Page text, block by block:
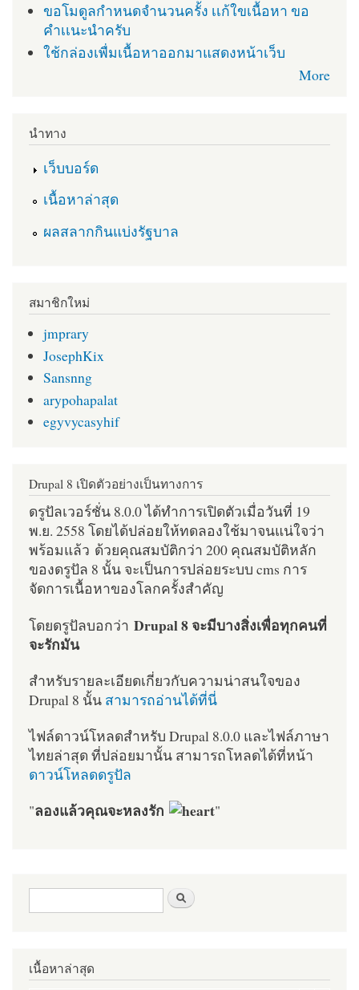
ขอโมดูลกำหนดจำนวนครั้ง เเก้ใขเนื้อหา ขอ
คำเเนะนำครับ
ใช้กล่องเพื่มเนื้อหาออกมาแสดงหน้าเว็บ
More
นำทาง
เว็บบอร์ด
เนื้อหาล่าสุด
ผลสลากกินแบ่งรัฐบาล
สมาชิกใหม่
jmprary
JosephKix
Sansnng
arypohapalat
egyvycasyhif
Drupal 8 เปิดตัวอย่างเป็นทางการ
ดรูปัลเวอร์ชั่น 8.0.0 ได้ทำการเปิดตัวเมื่อวันที่ 19
พ.ย. 2558 โดยได้ปล่อยให้ทดลองใช้มาจนแน่ใจว่า
พร้อมแล้ว ด้วยคุณสมบัติกว่า 200 คุณสมบัติหลัก
ของดรูปัล 8 นั้น จะเป็นการปล่อยระบบ cms การ
จัดการเนื้อหาของโลกครั้งสำคัญ
โดยดรูปัลบอกว่า Drupal 8 จะมีบางสิ่งเพื่อทุกคนที่
จะรักมัน
สำหรับรายละเอียดเกี่ยวกับความน่าสนใจของ
Drupal 8 นั้น สามารถอ่านได้ที่นี่
ไฟล์ดาวน์โหลดสำหรับ Drupal 8.0.0 และไฟล์ภาษา
ไทยล่าสุด ที่ปล่อยมานั้น สามารถโหลดได้ที่หน้า
ดาวน์โหลดดรูปัล
"ลองแล้วคุณจะหลงรัก "
ฟอร์มค้นหา
เนื้อหาล่าสุด